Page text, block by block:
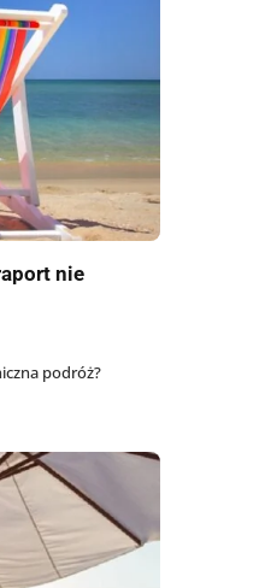
nie
podróż?